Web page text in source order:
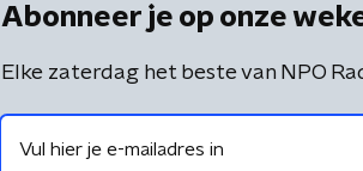
Abonneer je op onze
Elke zaterdag het beste van NPO